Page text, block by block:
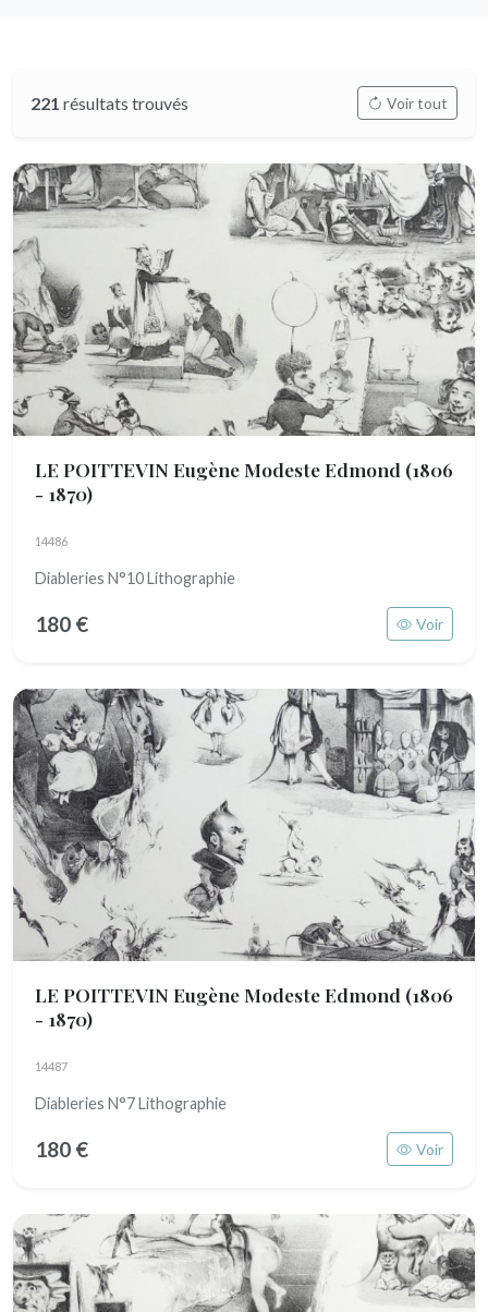
221 résultats trouvés Voir tout
LE POITTEVIN Eugène Modeste Edmond (1806
- 1870)
14486
Diableries N°10 Lithographie
180 € Voir
LE POITTEVIN Eugène Modeste Edmond (1806
- 1870)
14487
Diableries N°7 Lithographie
180 € Voir